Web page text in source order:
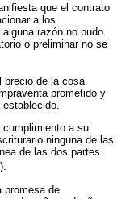
que el contrato
a los
razón no pudo
o preliminar no se
precio de la cosa
prometido y
cumplimiento a su
ninguna de las
de las dos partes
).
promesa de